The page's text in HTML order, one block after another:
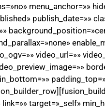
menu_anchor=»»
publish_date=»»
video_url=»»
target=»_self»